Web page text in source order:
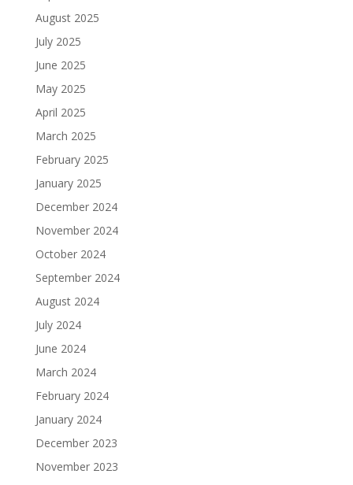
August 2025
July 2025
June 2025
May 2025
April 2025
March 2025
February 2025
January 2025
December 2024
November 2024
October 2024
September 2024
August 2024
July 2024
June 2024
March 2024
February 2024
January 2024
December 2023
November 2023